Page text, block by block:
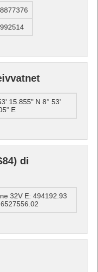
15.855" N 8° 53'
E
di
32V E: 494192.93